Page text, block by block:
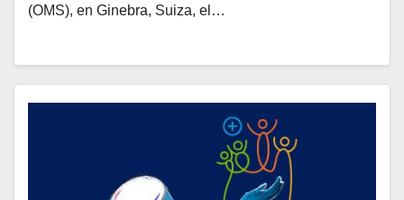
(OMS), en Ginebra, Suiza, el…